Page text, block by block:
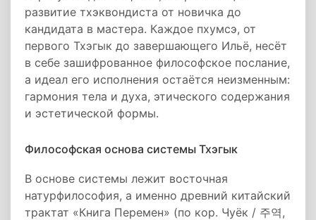
развитие тхэквондиста от новичка до
кандидата в мастера. Каждое пхумсэ, от
первого Тхэгык до завершающего Ильё, несёт
в себе зашифрованное философское послание,
а идеал его исполнения остаётся неизменным:
гармония тела и духа, этического содержания
и эстетической формы.
Философская основа системы Тхэгык
В основе системы лежит восточная
натурфилософия, а именно древний китайский
трактат «Книга Перемен» (по кор. Чуёк / 주역,